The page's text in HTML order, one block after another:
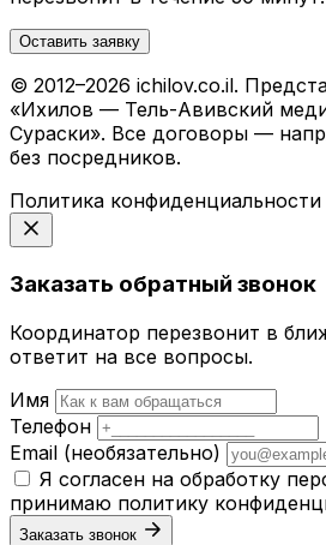
Оставить заявку
© 2012–2026 ichilov.co.il.
«Ихилов — Тель-Авивский
Сураски». Все договоры —
без посредников.
Политика конфиденциальности
Заказать обратный звонок
Координатор перезвонит в
ответит на все вопросы.
Имя
Телефон
Email (необязательно)
Я согласен на обработку
принимаю политику
Заказать звонок